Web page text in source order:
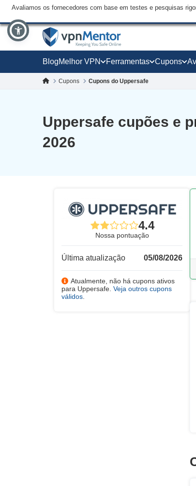
Avaliamos os fornecedores com base em testes e pesquisas
BlogMelhor VPN Ferramentas Cupons
Cupons Cupons do Uppersafe
Uppersafe cupões e
2026
4.4
Nossa pontuação
Última atualização 05/08/2026
Atualmente, não há cupons ativos
para Uppersafe. Veja outros cupons
válidos